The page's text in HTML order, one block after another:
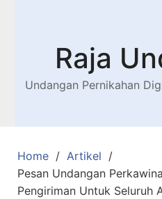
Raja
Undangan Pernikahan
Home
Artikel
Pesan Undangan
Pengiriman Untuk Seluruh